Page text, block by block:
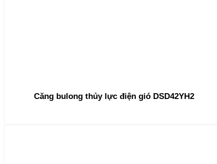
Căng bulong thủy lực điện gió DSD42YH2